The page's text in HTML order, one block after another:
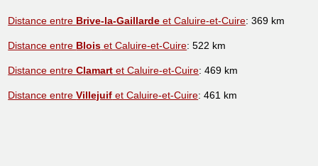
Distance entre Brive-la-Gaillarde et Caluire-et-Cuire: 369 km
Distance entre Blois et Caluire-et-Cuire: 522 km
Distance entreClamart et Caluire-et-Cuire: 469 km
Distance entreVillejuif et Caluire-et-Cuire: 461 km